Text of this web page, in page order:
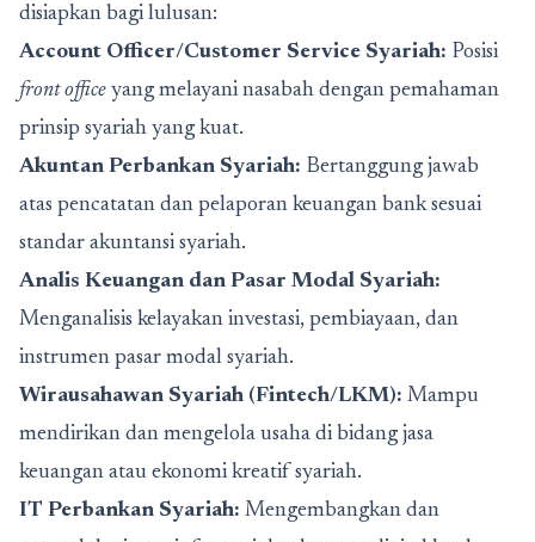
disiapkan bagi lulusan:
Account Officer/Customer Service Syariah: Posisi
front office yang melayani nasabah dengan pemahaman
prinsip syariah yang kuat.
Akuntan Perbankan Syariah: Bertanggung jawab
atas pencatatan dan pelaporan keuangan bank sesuai
standar akuntansi syariah.
Analis Keuangan dan Pasar Modal Syariah:
Menganalisis kelayakan investasi, pembiayaan, dan
instrumen pasar modal syariah.
Wirausahawan Syariah (Fintech/LKM): Mampu
mendirikan dan mengelola usaha di bidang jasa
keuangan atau ekonomi kreatif syariah.
IT Perbankan Syariah: Mengembangkan dan